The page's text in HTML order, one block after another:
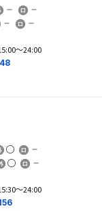
〜24:00
48
〜24:00